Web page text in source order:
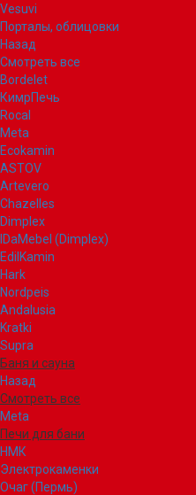
Vesuvi
Порталы, облицовки
Назад
Смотреть все
Bordelet
КимрПечь
Rocal
Meta
Ecokamin
ASTOV
Artevero
Chazelles
Dimplex
IDaMebel (Dimplex)
EdilKamin
Hark
Nordpeis
Andalusia
Kratki
Supra
Баня и сауна
Назад
Смотреть все
Meta
Печи для бани
НМК
Электрокаменки
Очаг (Пермь)